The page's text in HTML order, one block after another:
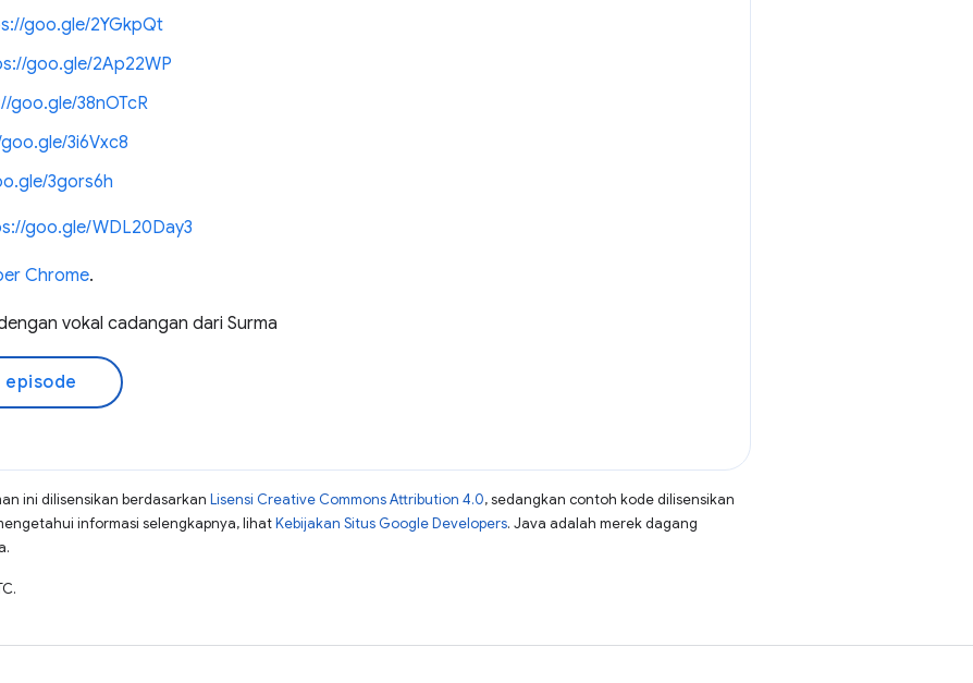
goo.gle/2YGkpQt
goo.gle/2Ap22WP
goo.gle/38nOTcR
3i6Vxc8
3gors6h
goo.gle/WDL20Day3
Chrome.
vokal cadangan dari Surma
episode
ini dilisensikan berdasarkan Lisensi Creative Commons Attribution 4.0, sedangkan contoh kode dilisensikan
informasi selengkapnya, lihatKebijakan Situs Google Developers. Java adalah merek dagang